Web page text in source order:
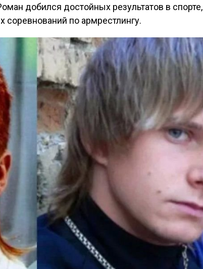
добился достойных результатов в спорте,
по армрестлингу.